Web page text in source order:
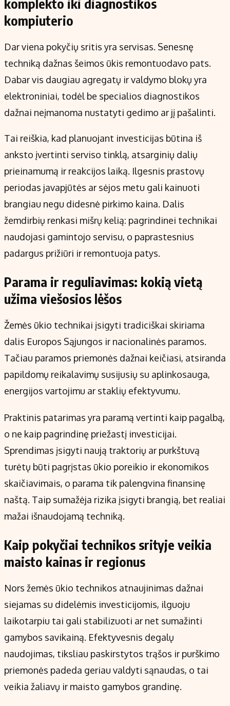
komplekto iki diagnostikos
kompiuterio
Dar viena pokyčių sritis yra servisas. Senesnę
techniką dažnas šeimos ūkis remontuodavo pats.
Dabar vis daugiau agregatų ir valdymo blokų yra
elektroniniai, todėl be specialios diagnostikos
dažnai neįmanoma nustatyti gedimo ar jį pašalinti.
Tai reiškia, kad planuojant investicijas būtina iš
anksto įvertinti serviso tinklą, atsarginių dalių
prieinamumą ir reakcijos laiką. Ilgesnis prastovų
periodas javapjūtės ar sėjos metu gali kainuoti
brangiau negu didesnė pirkimo kaina. Dalis
žemdirbių renkasi mišrų kelią: pagrindinei technikai
naudojasi gamintojo servisu, o paprastesnius
padargus prižiūri ir remontuoja patys.
Parama ir reguliavimas: kokią vietą
užima viešosios lėšos
Žemės ūkio technikai įsigyti tradiciškai skiriama
dalis Europos Sąjungos ir nacionalinės paramos.
Tačiau paramos priemonės dažnai keičiasi, atsiranda
papildomų reikalavimų susijusių su aplinkosauga,
energijos vartojimu ar staklių efektyvumu.
Praktinis patarimas yra paramą vertinti kaip pagalbą,
o ne kaip pagrindinę priežastį investicijai.
Sprendimas įsigyti naują traktorių ar purkštuvą
turėtų būti pagrįstas ūkio poreikio ir ekonomikos
skaičiavimais, o parama tik palengvina finansinę
naštą. Taip sumažėja rizika įsigyti brangią, bet realiai
mažai išnaudojamą techniką.
Kaip pokyčiai technikos srityje veikia
maisto kainas ir regionus
Nors žemės ūkio technikos atnaujinimas dažnai
siejamas su didelėmis investicijomis, ilguoju
laikotarpiu tai gali stabilizuoti ar net sumažinti
gamybos savikainą. Efektyvesnis degalų
naudojimas, tiksliau paskirstytos trąšos ir purškimo
priemonės padeda geriau valdyti sąnaudas, o tai
veikia žaliavų ir maisto gamybos grandinę.